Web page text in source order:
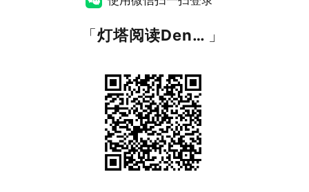
「 灯塔阅读DengtaYuedu 」